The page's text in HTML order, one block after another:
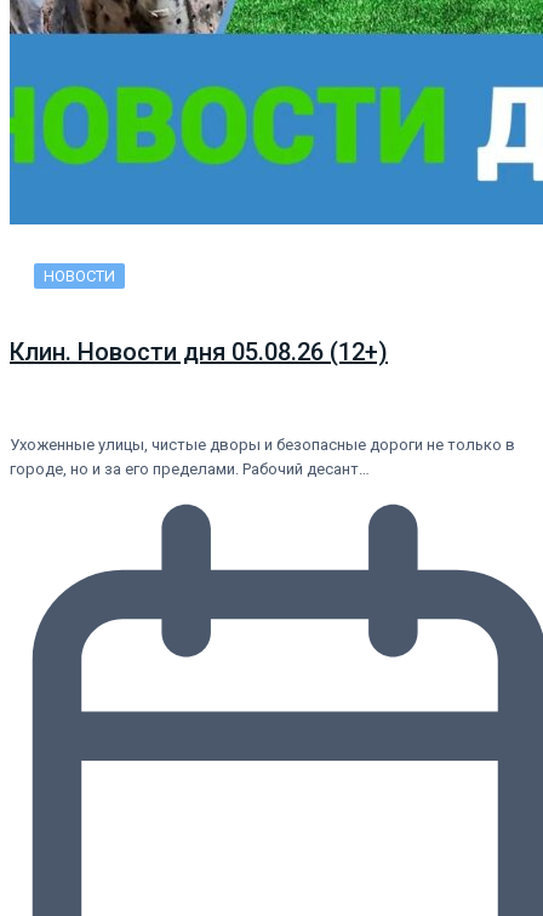
НОВОСТИ
Клин. Новости дня 05.08.26 (12+)
Ухоженные улицы, чистые дворы и безопасные дороги не только в
городе, но и за его пределами. Рабочий десант…